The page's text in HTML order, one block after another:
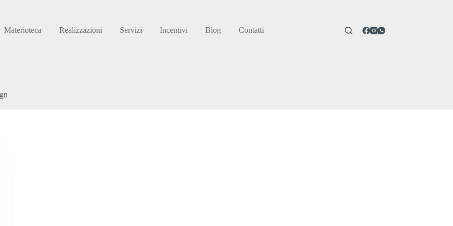
Materioteca Realizzazioni Servizi Incentivi Blog Contatti